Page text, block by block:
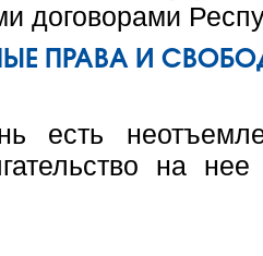
договорами
ПРАВА И
есть
на